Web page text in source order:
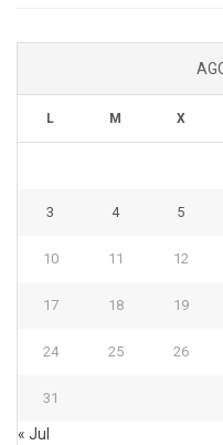
L M X
3 4 5
10 11 12
17 18 19
24 25 26
31
« Jul